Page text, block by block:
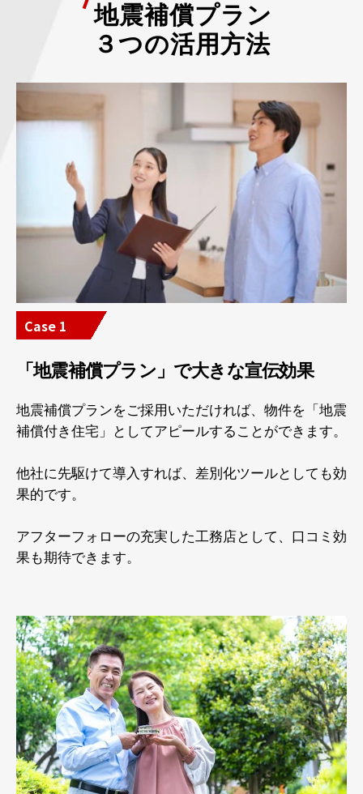
地震補償プラン
３つの活用方法
Case 1
「地震補償プラン」で大きな宣伝効果
地震補償プランをご採用いただければ、物件を「地震
補償付き住宅」としてアピールすることができます。
他社に先駆けて導入すれば、差別化ツールとしても効
果的です。
アフターフォローの充実した工務店として、口コミ効
果も期待できます。